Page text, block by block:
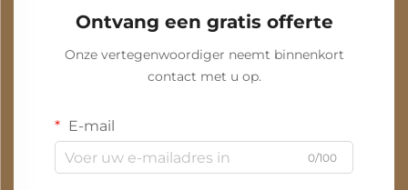
Ontvang een gratis offerte
Onze vertegenwoordiger neemt binnenkort
contact met u op.
E-mail
0/100